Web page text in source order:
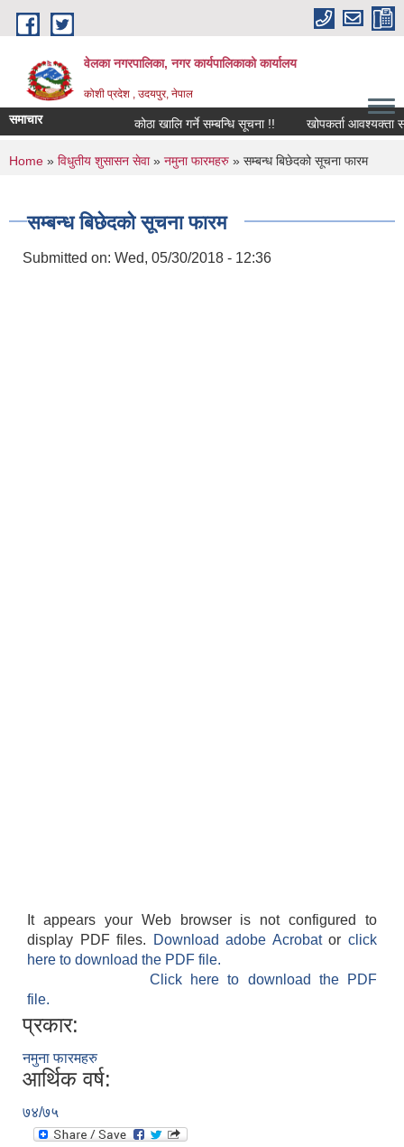
Skip to main content
वेलका नगरपालिका, नगर कार्यपालिकाको कार्यालय
कोशी प्रदेश , उदयपुर, नेपाल
समाचार कोठा खालि गर्ने सम्बन्धि सूचना !! खोपकर्ता आवश्यक्ता
You are here
Home » विधुतीय शुसासन सेवा» नमुना फारमहरु » सम्बन्ध बिछेदको सूचना फारम
सम्बन्ध बिछेदको सूचना फारम
Submitted on: Wed, 05/30/2018 - 12:36
It appears your Web browser is not configured to
display PDF files.
Download adobe Acrobatorclick
here to download the PDF file.
Click here to download the PDF
file.
प्रकार:
नमुना फारमहरु
आर्थिक वर्ष:
७४/७५